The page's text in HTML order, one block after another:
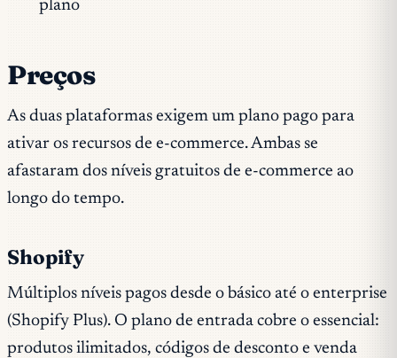
plano
Preços
As duas plataformas exigem um plano pago para
ativar os recursos de e-commerce. Ambas se
afastaram dos níveis gratuitos de e-commerce ao
longo do tempo.
Shopify
Múltiplos níveis pagos desde o básico até o enterprise
(Shopify Plus). O plano de entrada cobre o essencial:
produtos ilimitados, códigos de desconto e venda